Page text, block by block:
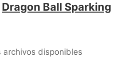
Dragon Ball Sparking
archivos disponibles